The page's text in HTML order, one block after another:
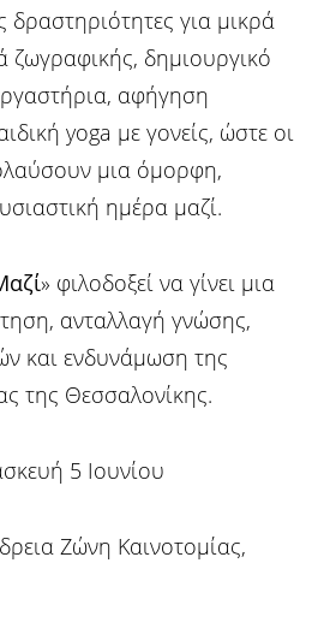
δραστηριότητες για μικρά
ζωγραφικής, δημιουργικό
αφήγηση
yoga με γονείς, ώστε οι
μια όμορφη,
ημέρα μαζί.
» φιλοδοξεί να γίνει μια
ανταλλαγή γνώσης,
και ενδυνάμωση της
της Θεσσαλονίκης.
5 Ιουνίου
Ζώνη Καινοτομίας,